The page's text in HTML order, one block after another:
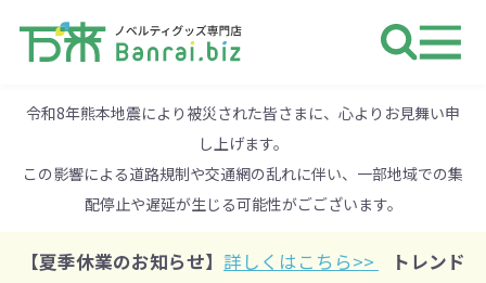
令和8年熊本地震により被災された皆さまに、心よりお見舞い申
し上げます。
この影響による道路規制や交通網の乱れに伴い、一部地域での集
配停止や遅延が生じる可能性がごございます。
【夏季休業のお知らせ】 詳しくはこちら>>
トレンド